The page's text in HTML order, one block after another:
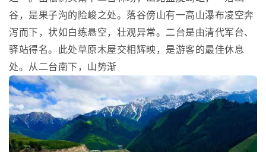
谷，是果子沟的险峻之处。落谷傍山有一高山瀑布凌空奔
泻而下，状如白练悬空，壮观异常。二台是由清代军台、
驿站得名。此处草原木屋交相辉映，是游客的最佳休息
处。从二台南下，山势渐